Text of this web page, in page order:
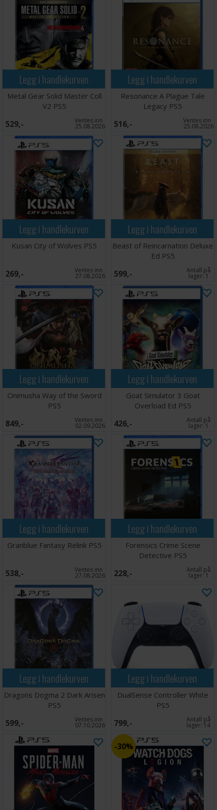
Legg i handlekurven
Metal Gear Solid Master Coll
V2 PS5
529,- Ventes inn
25.08.2026
Legg i handlekurven
Resonance A Plague Tale
Legacy PS5
516,- Ventes inn
25.08.2026
Legg i handlekurven
Kusan City of Wolves PS5
269,- Ventes inn
27.08.2026
Legg i handlekurven
Beast of Reincarnation Deluxe
Ed PS5
599,- Antall på
lager:1
Legg i handlekurven
Onimusha Way of the Sword
PS5
849,- Ventes inn
02.09.2026
Legg i handlekurven
Goat Simulator 3 Goat
Overload Ed PS5
426,- Antall på
lager:1
Legg i handlekurven
Granblue Fantasy Relink PS5
538,- Ventes inn
27.08.2026
Legg i handlekurven
Forensics Crime Scene
Detective PS5
228,- Antall på
lager:1
Legg i handlekurven
Dragons Dogma 2 Dark Arisen
PS5
599,- Ventes inn
07.10.2026
Legg i handlekurven
DualSense Controller White
PS5
799,- Antall på
lager: 14
30%